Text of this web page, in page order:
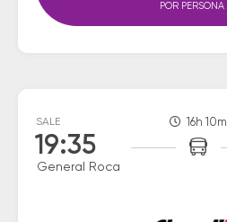
POR PERSONA
SALE
19:35
General Roca
16h 10m